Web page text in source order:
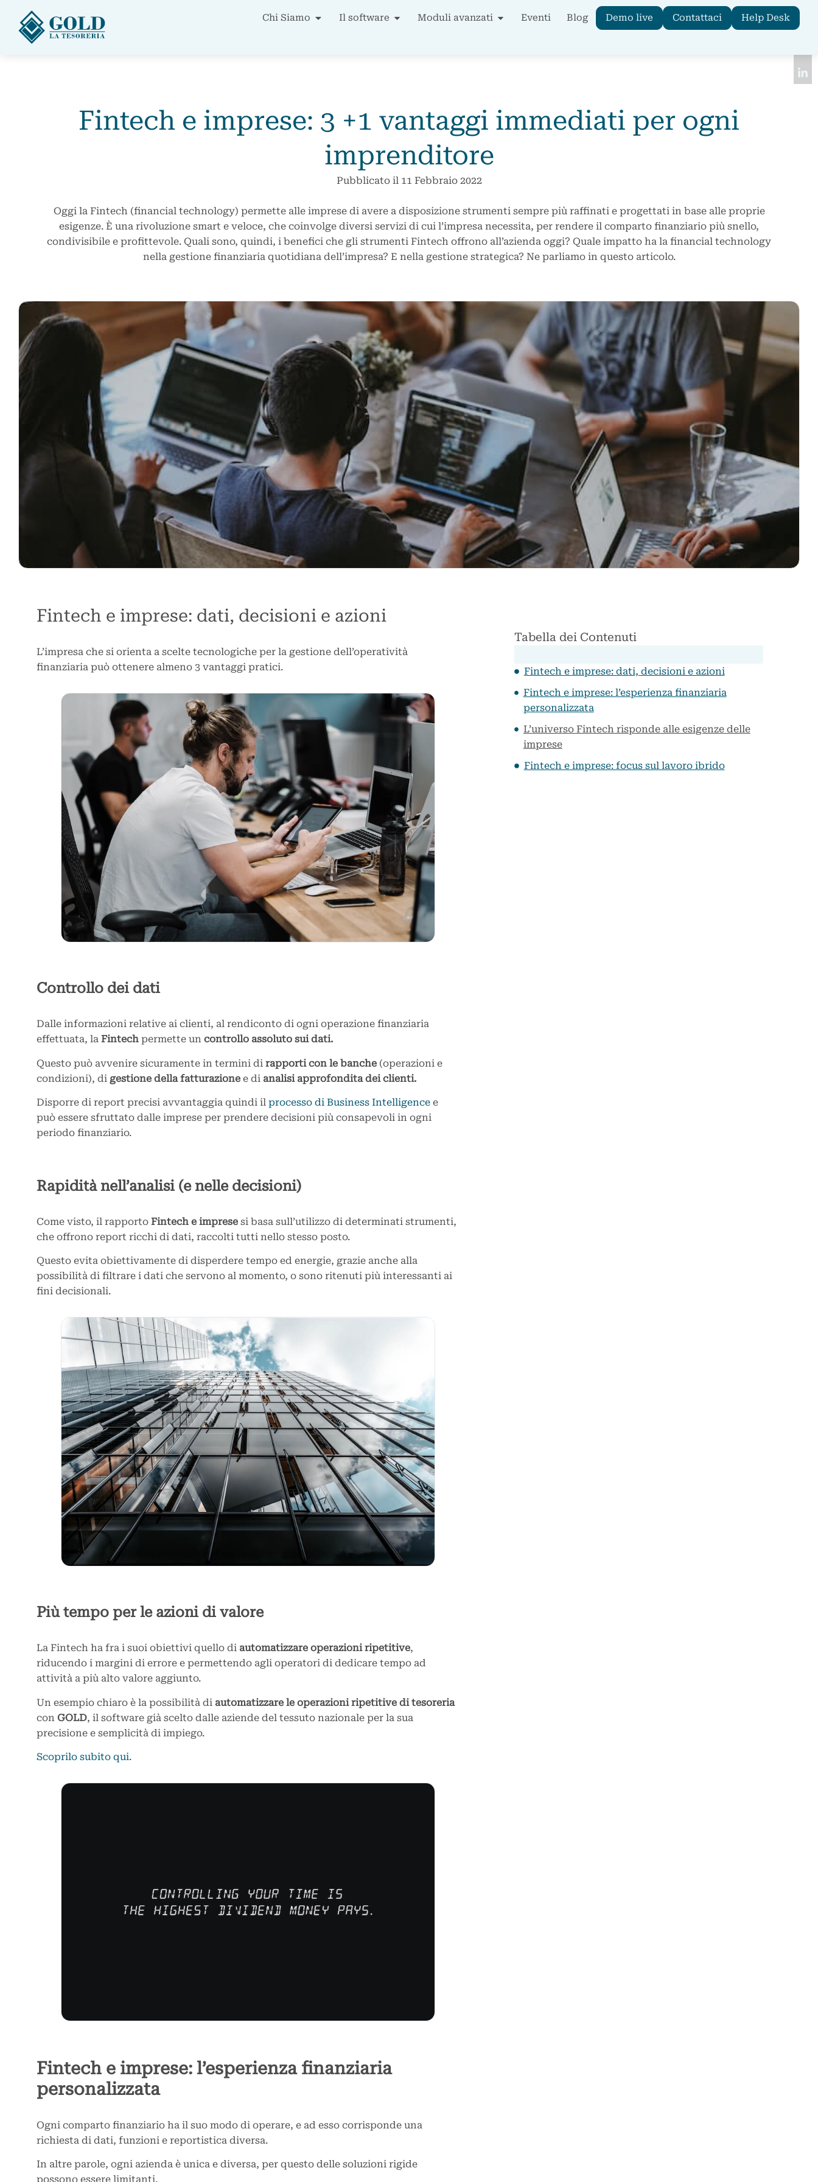
Chi Siamo Il software Moduli avanzati Eventi Blog Demo live Contattaci Help Desk
Fintech e imprese: 3 +1 vantaggi immediati per ogni
imprenditore
Pubblicato il 11 Febbraio 2022
Oggi la Fintech (financial technology) permette alle imprese di avere a disposizione strumenti sempre più raffinati e progettati in base alle proprie
esigenze. È una rivoluzione smart e veloce, che coinvolge diversi servizi di cui l’impresa necessita, per rendere il comparto finanziario più snello,
condivisibile e profittevole. Quali sono, quindi, i benefici che gli strumenti Fintech offrono all’azienda oggi? Quale impatto ha la financial technology
nella gestione finanziaria quotidiana dell’impresa? E nella gestione strategica? Ne parliamo in questo articolo.
Fintech e imprese: dati, decisioni e azioni
L’impresa che si orienta a scelte tecnologiche per la gestione dell’operatività
finanziaria può ottenere almeno 3 vantaggi pratici.
Controllo dei dati
Dalle informazioni relative ai clienti, al rendiconto di ogni operazione finanziaria
effettuata, la Fintech permette un controllo assoluto sui dati.
Questo può avvenire sicuramente in termini di rapporti con le banche (operazioni e
condizioni), di gestione della fatturazione e di analisi approfondita dei clienti.
Disporre di report precisi avvantaggia quindi il processo di Business Intelligence e
può essere sfruttato dalle imprese per prendere decisioni più consapevoli in ogni
periodo finanziario.
Rapidità nell’analisi (e nelle decisioni)
Come visto, il rapporto Fintech e imprese si basa sull’utilizzo di determinati strumenti,
che offrono report ricchi di dati, raccolti tutti nello stesso posto.
Questo evita obiettivamente di disperdere tempo ed energie, grazie anche alla
possibilità di filtrare i dati che servono al momento, o sono ritenuti più interessanti ai
fini decisionali.
Più tempo per le azioni di valore
La Fintech ha fra i suoi obiettivi quello di automatizzare operazioni ripetitive,
riducendo i margini di errore e permettendo agli operatori di dedicare tempo ad
attività a più alto valore aggiunto.
Un esempio chiaro è la possibilità di automatizzare le operazioni ripetitive di tesoreria
con GOLD, il software già scelto dalle aziende del tessuto nazionale per la sua
precisione e semplicità di impiego.
Scoprilo subito qui.
Fintech e imprese: l’esperienza finanziaria
personalizzata
Ogni comparto finanziario ha il suo modo di operare, e ad esso corrisponde una
richiesta di dati, funzioni e reportistica diversa.
In altre parole, ogni azienda è unica e diversa, per questo delle soluzioni rigide
possono essere limitanti.
Tabella dei Contenuti
Fintech e imprese: dati, decisioni e azioni
Fintech e imprese: l’esperienza finanziaria
personalizzata
L’universo Fintech risponde alle esigenze delle
imprese
Fintech e imprese: focus sul lavoro ibrido